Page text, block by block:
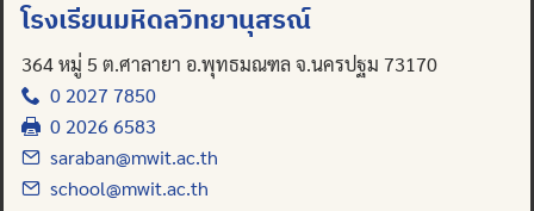
โรงเรียนมหิดลวิทยานุสรณ์
364 หมู่ 5 ต.ศาลายา อ.พุทธมณฑล จ.นครปฐม 73170
0 2027 7850
0 2026 6583
saraban@mwit.ac.th
school@mwit.ac.th